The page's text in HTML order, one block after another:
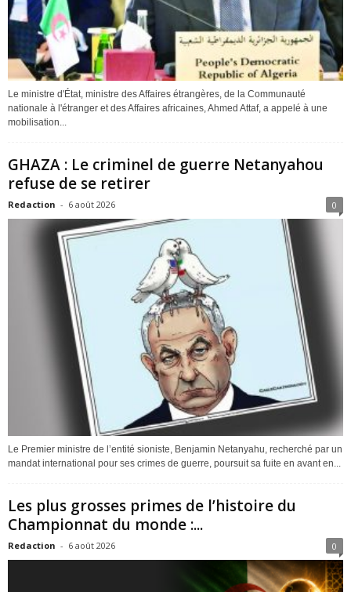
Le ministre d'État, ministre des Affaires étrangères, de la Communauté
nationale à l'étranger et des Affaires africaines, Ahmed Attaf, a appelé à une
mobilisation...
GHAZA : Le criminel de guerre Netanyahou
refuse de se retirer
Redaction - 6 août 2026 0
Le Premier ministre de l’entité sioniste, Benjamin Netanyahu, recherché par un
mandat international pour ses crimes de guerre, poursuit sa fuite en avant en...
Les plus grosses primes de l’histoire du
Championnat du monde :...
Redaction - 6 août 2026 0